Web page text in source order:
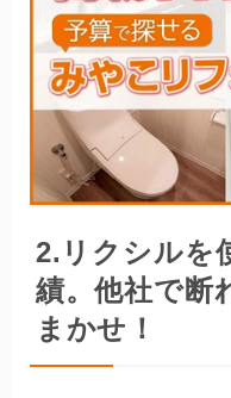
2.リクシルを
績。他社で断
まかせ！